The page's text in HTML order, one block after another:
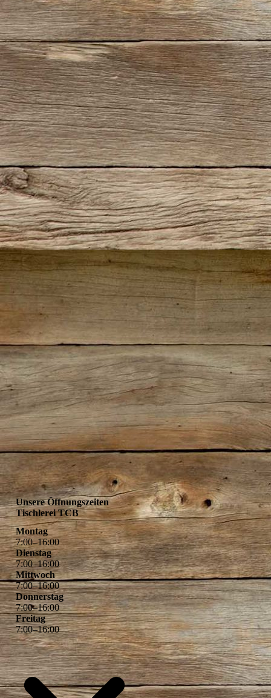
Unsere Öffnungszeiten
Tischlerei TCB
Montag
7:00–16:00
Dienstag
7:00–16:00
Mittwoch
7:00–16:00
Donnerstag
7:00–16:00
Freitag
7:00–16:00